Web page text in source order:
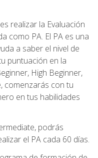
realizar la Evaluación
como PA. El PA es una
a saber el nivel de
puntuación en la
High Beginner,
comenzarás con tu
en tus habilidades
podrás
el PA cada 60 días.